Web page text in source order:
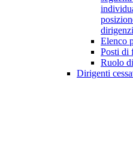
Elenco
Posti di
Ruolo
Dirigenti